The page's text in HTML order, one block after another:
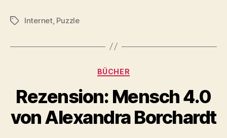
Schlagwörter
Internet, Puzzle
Kategorien
BÜCHER
Rezension: Mensch 4.0
von Alexandra Borchardt